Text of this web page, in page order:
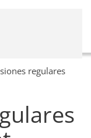
regulares